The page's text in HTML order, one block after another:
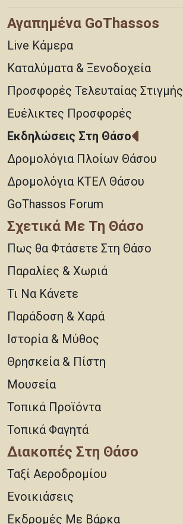
Αγαπημένα GoThassos
Live Κάμερα
Καταλύματα & Ξενοδοχεία
Προσφορές Τελευταίας Στιγμής
Ευέλικτες Προσφορές
Εκδηλώσεις Στη Θάσο
Δρομολόγια Πλοίων Θάσου
Δρομολόγια ΚΤΕΛ Θάσου
GoThassos Forum
Σχετικά Με Τη Θάσο
Πως θα Φτάσετε Στη Θάσο
Παραλίες & Χωριά
Τι Να Κάνετε
Παράδοση & Χαρά
Ιστορία & Μύθος
Θρησκεία & Πίστη
Μουσεία
Τοπικά Προϊόντα
Τοπικά Φαγητά
Διακοπές Στη Θάσο
Ταξί Αεροδρομίου
Ενοικιάσεις
Εκδρομές Με Βάρκα